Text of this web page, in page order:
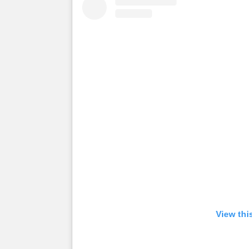
View